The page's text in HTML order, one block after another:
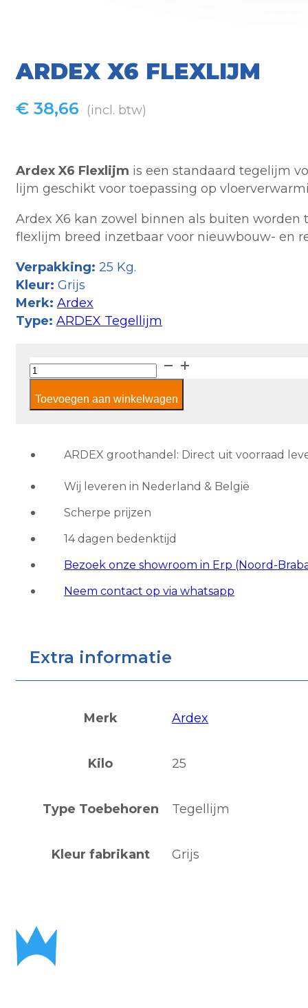
ARDEX X6 FLEXLIJM
€ 38,66 (incl. btw)
Ardex X6 Flexlijm is een standaard tegelijm
lijm geschikt voor toepassing op
Ardex X6 kan zowel binnen als buiten
flexlijm breed inzetbaar voor nieuwbouw- en
Verpakking: 25 Kg.
Kleur: Grijs
Merk: Ardex
Type: ARDEX Tegellijm
Ardex
X6
Flexlijm
Toevoegen aan winkelwagen
ARDEX groothandel: Direct uit voorraad
Wij leveren in Nederland & België
Scherpe prijzen
14 dagen bedenktijd
Bezoek onze showroom in Erp (Noord-
Neem contact op via whatsapp
Extra informatie
Merk Ardex
Kilo 25
Type Toebehoren Tegellijm
Kleur fabrikant Grijs